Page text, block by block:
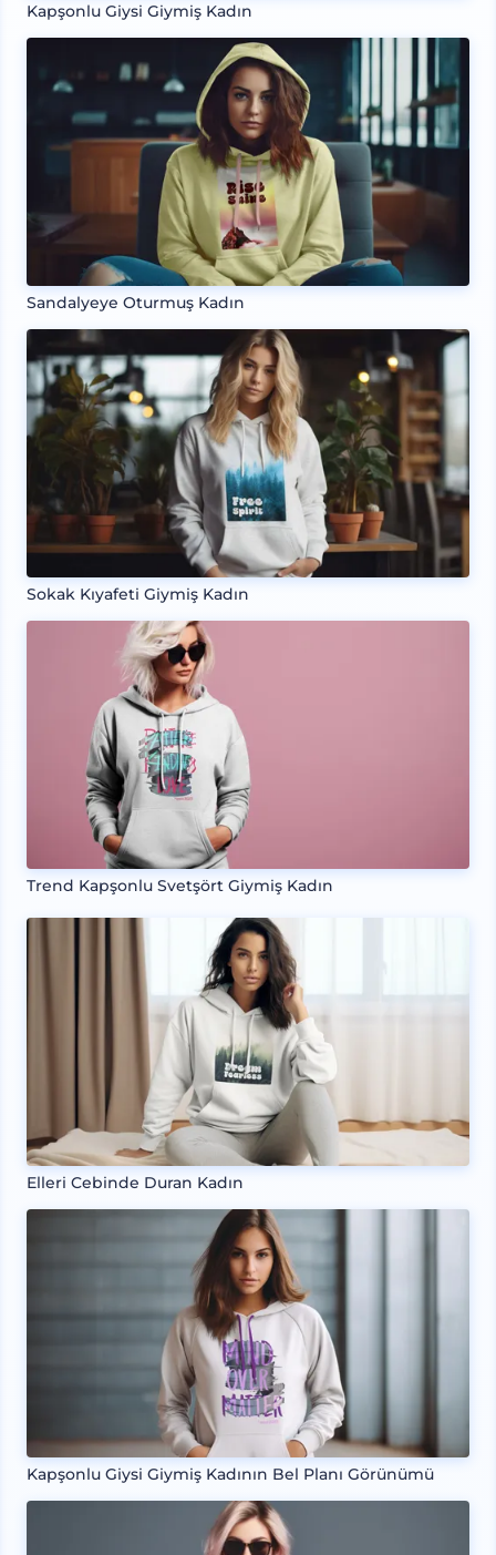
Kapşonlu Giysi Giymiş Kadın
Sandalyeye Oturmuş Kadın
Sokak Kıyafeti Giymiş Kadın
Trend Kapşonlu Svetşört Giymiş Kadın
Elleri Cebinde Duran Kadın
Kapşonlu Giysi Giymiş Kadının Bel Planı Görünümü